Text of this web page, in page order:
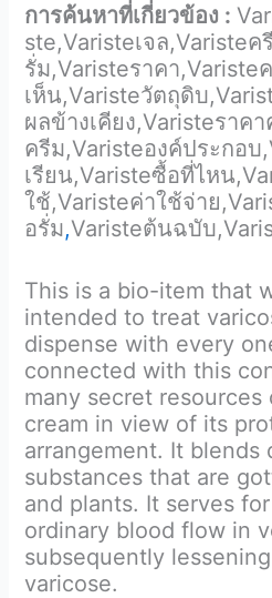
การค้นหาที่เกี่ยวข้อง :
ste,Varisteเจล,Varisteค
รั่ม,Varisteราคา,Variste
เห็น,Varisteวัตถุดิบ
ผลข้างเคียง,Varisteราค
ครีม,Varisteองค์ประกอบ
เรียน,Varisteซื้อที่ไหน
ใช้,Varisteค่าใช้จ่าย
อรั่ม,Varisteต้นฉบับ
This is a bio-item that
intended to treat
dispense with every
connected with this
many secret
cream in view of its
arrangement. It blends
substances that are
and plants. It serves
ordinary blood flow in
subsequently
varicose.